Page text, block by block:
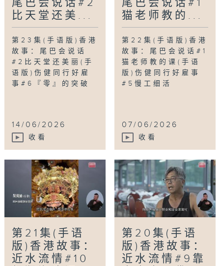
尾巴会说话#2
比天堂还美...
第23集(手语版)香港
故事：尾巴会说话
#2比天堂还美丽(手
语版)伤健同行好雇
事#6『零』的突破
14/06/2026
收看
尾巴会说话#1
猫老师教的...
第22集(手语版)香港
故事：尾巴会说话#1
猫老师教的课(手语
版)伤健同行好雇事
#5慢工细活
07/06/2026
收看
第21集(手语
版)香港故事：
近水流情#10
第20集(手语
版)香港故事：
近水流情#9靠